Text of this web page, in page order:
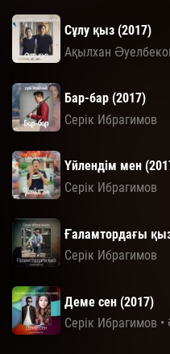
Сұлу қыз (2017)
Ақылхан
Бар-бар (2017)
Серік Ибрагимов
Үйлендім мен
Серік Ибрагимов
Ғаламтордағы
Серік Ибрагимов
Деме сен (2017)
Серік Ибрагимов •